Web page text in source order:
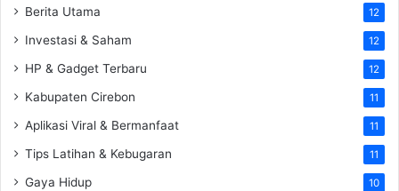
Berita Utama 12
Investasi & Saham 12
HP & Gadget Terbaru 12
Kabupaten Cirebon 11
Aplikasi Viral & Bermanfaat 11
Tips Latihan & Kebugaran 11
Gaya Hidup 10